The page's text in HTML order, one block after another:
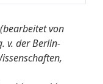
in 3 Akten,
von
von
v. der Berlin-